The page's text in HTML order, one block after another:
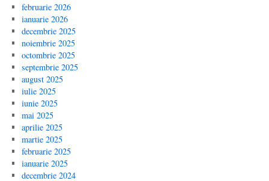
februarie 2026
ianuarie 2026
decembrie 2025
noiembrie 2025
octombrie 2025
septembrie 2025
august 2025
iulie 2025
iunie 2025
mai 2025
aprilie 2025
martie 2025
februarie 2025
ianuarie 2025
decembrie 2024